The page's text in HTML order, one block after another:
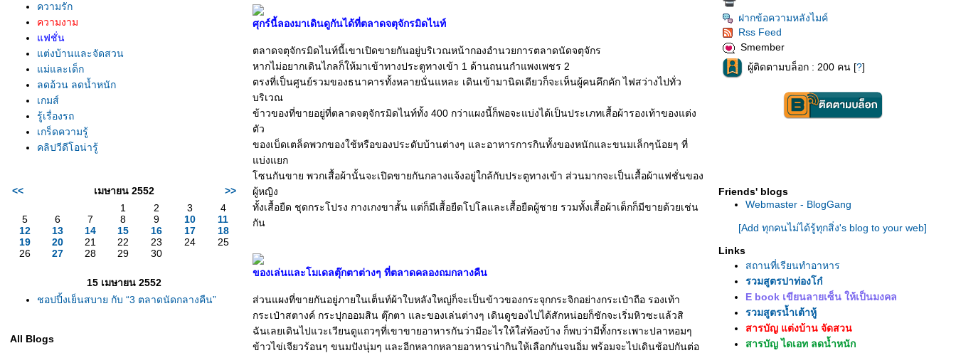
ความรัก
ความงาม
ฟชั่น
ต่งบ้านและจัดสวน
ม่และเด็ก
ลดอ้วน ลดน้ำหนัก
เกมส์
รู้เรื่องรถ
เกร็ดความรู้
คลิปวีดีโอน่ารู้
<< เมษายน 2552
>>
1
2 3
4
5
6 7 8 9 10
11
12
13 14 15 16 17
18
19
20 21 22 23 24
25
26
27 28 29 30
15 เมษายน 2552
ชอปปิ้งเย็นสบาย กับ “3 ตลาดนัดกลางคืน”
All Blogs
ศุกร์นี้ลองมาเดินดูกันได้ที่ตลาดจตุจักรมิดไนท์
ตลาดจตุจักรมิดไนท์นี้เขาเปิดขายกันอยู่บริเวณหน้ากองอำนวยการตลาดนัดจตุจักร
หากไม่อยากเดินไกลก็ให้มาเข้าทางประตูทางเข้า 1 ด้านถนนกำแพงเพชร 2
ตรงที่เป็นศูนย์รวมของธนาคารทั้งหลายนั่นแหละ เดินเข้ามานิดเดียวก็จะเห็นผู้คนคึกคัก ไฟสว่างไปทั่ว
บริเวณ
ข้าวของที่ขายอยู่ที่ตลาดจตุจักรมิดไนท์ทั้ง 400 กว่าแผงนี้ก็พอจะแบ่งได้เป็นประเภทเสื้อผ้ารองเท้าของแต่ง
ตัว
ของเบ็ดเตล็ดพวกของใช้หรือของประดับบ้านต่างๆ และอาหารการกินทั้งของหนักและขนมเล็กๆน้อยๆ ที่
บ่งแยก
ซนกันขาย พวกเสื้อผ้านั้นจะเปิดขายกันกลางแจ้งอยู่ใกล้กับประตูทางเข้า ส่วนมากจะเป็นเสื้อผ้าแฟชั่นของ
ผู้หญิง
ทั้งเสื้อยืด ชุดกระโปรง กางเกงขาสั้น แต่ก็มีเสื้อยืดโปโลและเสื้อยืดผู้ชาย รวมทั้งเสื้อผ้าเด็กก็มีขายด้วยเช่น
กัน
ของเล่นและโมเดลตุ๊กตาต่างๆ ที่ตลาดคลองถมกลางคืน
ส่วนแผงที่ขายกันอยู่ภายในเต็นท์ผ้าใบหลังใหญ่ก็จะเป็นข้าวของกระจุกกระจิกอย่างกระเป๋าถือ รองเท้า
กระเป๋าสตางค์ กระปุกออมสิน ตุ๊กตา และของเล่นต่างๆ เดินดูของไปได้สักหน่อยก็ชักจะเริ่มหิวซะแล้วสิ
ฉันเลยเดินไปแวะเวียนดูแถวๆที่เขาขายอาหารกันว่ามีอะไรให้ใส่ท้องบ้าง ก็พบว่ามีทั้งกระเพาะปลาหอมๆ
ข้าวไข่เจียวร้อนๆ ขนมปังนุ่มๆ และอีกหลากหลายอาหารน่ากินให้เลือกกันจนอิ่ม พร้อมจะไปเดินช้อปกันต่อ
ฝากข้อความหลังไมค์
Rss Feed
Smember
ผู้ติดตามบล็อก : 200 คน [?]
Friends' blogs
Webmaster - BlogGang
[Add ทุกคนไม่ได้รู้ทุกสิ่ง's blog to your web]
Links
สถานที่เรียนทำอาหาร
รวมสูตรปาท่องโก๋
E book เขียนลายเซ็น ให้เป็นมงคล
รวมสูตรน้ำเต้าหู้
สารบัญ แต่งบ้าน จัดสวน
สารบัญ ไดเอท ลดน้ำหนัก